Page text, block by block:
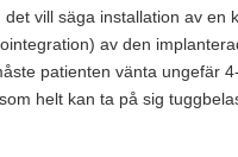
vill säga installation av
av den
patienten vänta ungefär
helt kan ta på sig